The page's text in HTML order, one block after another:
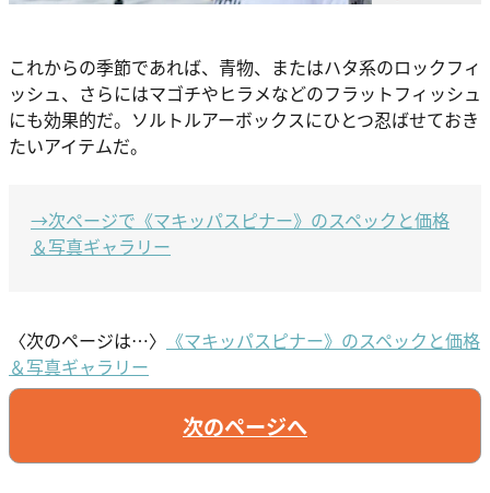
これからの季節であれば、青物、またはハタ系のロックフィ
ッシュ、さらにはマゴチやヒラメなどのフラットフィッシュ
にも効果的だ。ソルトルアーボックスにひとつ忍ばせておき
たいアイテムだ。
→次ページで《マキッパスピナー》のスペックと価格
＆写真ギャラリー
〈次のページは…〉
《マキッパスピナー》のスペックと価格
＆写真ギャラリー
次のページへ